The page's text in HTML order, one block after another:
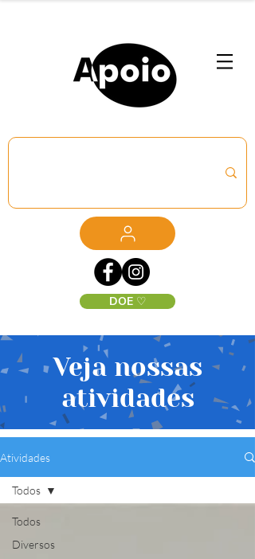
DOE ♡
Veja nossas
atividades
Atividades
Todos
Diversos
Todos